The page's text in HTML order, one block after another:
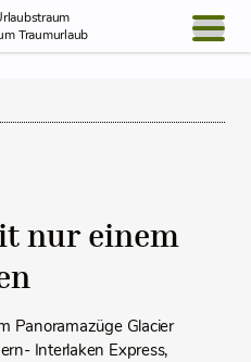
Traumurlaub
nur einem
Panoramazüge Glacier
Interlaken Express,